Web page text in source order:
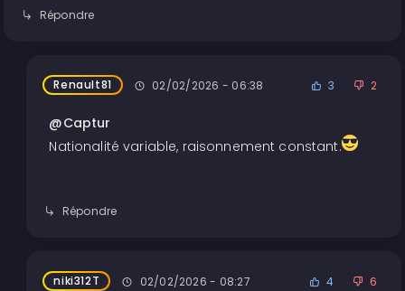
Répondre
Renault81 02/02/2026 - 06:38 3 2
@Captur
Nationalité variable, raisonnement constant.
Répondre
niki312T 02/02/2026 - 08:27 4 6